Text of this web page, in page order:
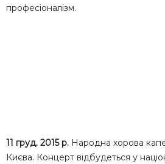
професіоналізм.
11 груд. 2015 р. Народна хорова
Києва. Концерт відбудеться у